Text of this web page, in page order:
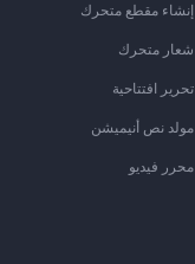
إنشاء مقطع متحرك
شعار متحرك
تحرير افتتاحية
مولد نص أنيميشن
محرر فيديو